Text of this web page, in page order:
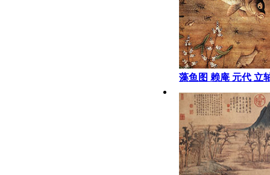
藻鱼图 赖庵 元代 立